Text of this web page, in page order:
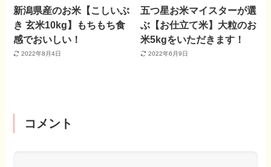
新潟県産のお米【こしいぶ
き 玄米10kg】もちもち食
感でおいしい！
2022年8月4日
五つ星お米マイスターが選
ぶ【お仕立て米】大粒のお
米5kgをいただきます！
2022年6月9日
コメント